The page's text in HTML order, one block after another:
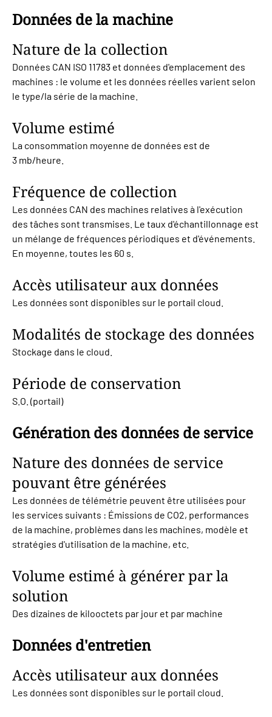
Données de la machine
Nature de la collection
Données CAN ISO 11783 et données d'emplacement des
machines : le volume et les données réelles varient selon
le type/la série de la machine.
Volume estimé
La consommation moyenne de données est de
3 mb/heure.
Fréquence de collection
Les données CAN des machines relatives à l'exécution
des tâches sont transmises. Le taux d'échantillonnage est
un mélange de fréquences périodiques et d'événements.
En moyenne, toutes les 60 s.
Accès utilisateur aux données
Les données sont disponibles sur le portail cloud.
Modalités de stockage des données
Stockage dans le cloud.
Période de conservation
S.O. (portail)
Génération des données de service
Nature des données de service
pouvant être générées
Les données de télémétrie peuvent être utilisées pour
les services suivants : Émissions de CO2, performances
de la machine, problèmes dans les machines, modèle et
stratégies d'utilisation de la machine, etc.
Volume estimé à générer par la
solution
Des dizaines de kilooctets par jour et par machine
Données d'entretien
Accès utilisateur aux données
Les données sont disponibles sur le portail cloud.